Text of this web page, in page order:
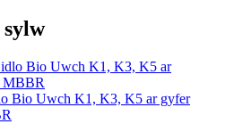
Bio Uwch K1, K3, K5 ar gyfer